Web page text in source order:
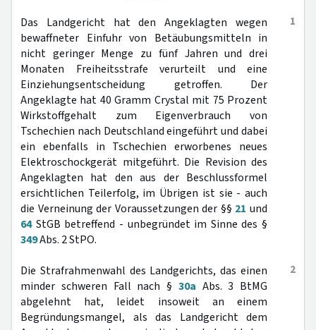
1
Das Landgericht hat den Angeklagten wegen
bewaffneter Einfuhr von Betäubungsmitteln in
nicht geringer Menge zu fünf Jahren und drei
Monaten Freiheitsstrafe verurteilt und eine
Einziehungsentscheidung getroffen. Der
Angeklagte hat 40 Gramm Crystal mit 75 Prozent
Wirkstoffgehalt zum Eigenverbrauch von
Tschechien nach Deutschland eingeführt und dabei
ein ebenfalls in Tschechien erworbenes neues
Elektroschockgerät mitgeführt. Die Revision des
Angeklagten hat den aus der Beschlussformel
ersichtlichen Teilerfolg, im Übrigen ist sie - auch
die Verneinung der Voraussetzungen der §§ 21 und
64StGB betreffend - unbegründet im Sinne des §
349Abs. 2 StPO.
2
Die Strafrahmenwahl des Landgerichts, das einen
minder schweren Fall nach § 30a Abs. 3 BtMG
abgelehnt hat, leidet insoweit an einem
Begründungsmangel, als das Landgericht dem